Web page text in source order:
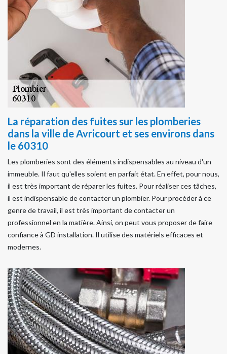
La réparation des fuites sur les plomberies
dans la ville de Avricourt et ses environs dans
le 60310
Les plomberies sont des éléments indispensables au niveau d'un
immeuble. Il faut qu'elles soient en parfait état. En effet, pour nous,
il est très important de réparer les fuites. Pour réaliser ces tâches,
il est indispensable de contacter un plombier. Pour procéder à ce
genre de travail, il est très important de contacter un
professionnel en la matière. Ainsi, on peut vous proposer de faire
confiance à GD installation. Il utilise des matériels efficaces et
modernes.